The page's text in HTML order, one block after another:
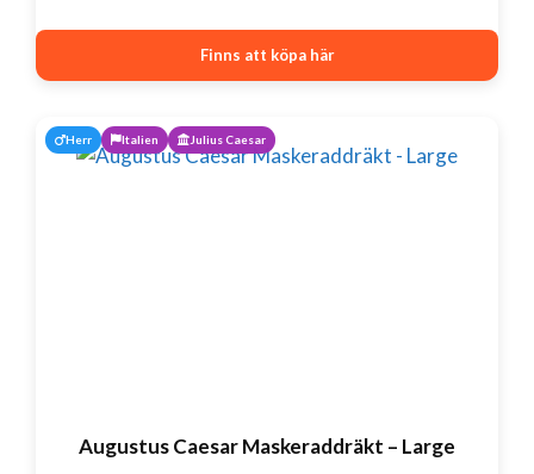
Finns att köpa här
Herr Italien Julius Caesar
Augustus Caesar Maskeraddräkt – Large